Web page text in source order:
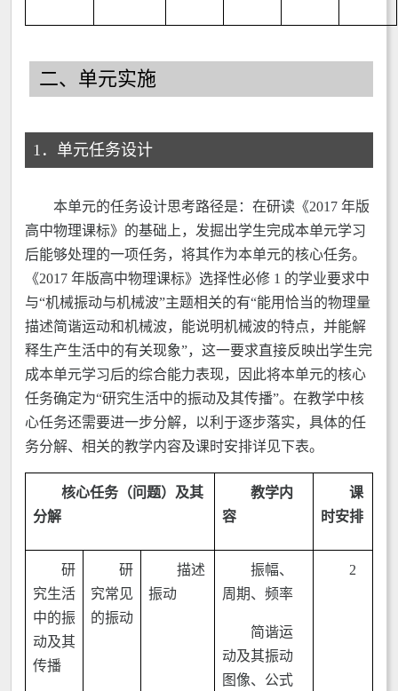
二、单元实施
1．单元任务设计
本单元的任务设计思考路径是：在研读《2017 年版
高中物理课标》的基础上，发掘出学生完成本单元学习
后能够处理的一项任务，将其作为本单元的核心任务。
《2017 年版高中物理课标》选择性必修 1 的学业要求中
与“机械振动与机械波”主题相关的有“能用恰当的物理量
描述简谐运动和机械波，能说明机械波的特点，并能解
释生产生活中的有关现象”，这一要求直接反映出学生完
成本单元学习后的综合能力表现，因此将本单元的核心
任务确定为“研究生活中的振动及其传播”。在教学中核
心任务还需要进一步分解，以利于逐步落实，具体的任
务分解、相关的教学内容及课时安排详见下表。
核心任务（问题）及其
分解
教学内
容
课
时安排
研
究生活
中的振
动及其
传播
研
究常见
的振动
描述
振动
振幅、
周期、频率
简谐运
动及其振动
图像、公式
2